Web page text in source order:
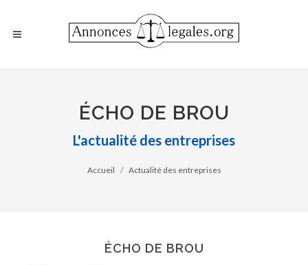
ÉCHO DE BROU
L'actualité des entreprises
Accueil Actualité des entreprises
ÉCHO DE BROU